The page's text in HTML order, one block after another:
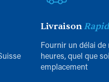
Livraison
Fournir un délai de
heures, quel que
emplacement